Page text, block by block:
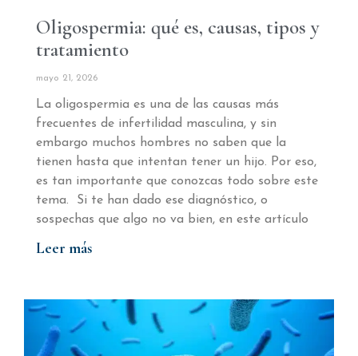
Oligospermia: qué es, causas, tipos y
tratamiento
mayo 21, 2026
La oligospermia es una de las causas más
frecuentes de infertilidad masculina, y sin
embargo muchos hombres no saben que la
tienen hasta que intentan tener un hijo. Por eso,
es tan importante que conozcas todo sobre este
tema. Si te han dado ese diagnóstico, o
sospechas que algo no va bien, en este artículo
Leer más